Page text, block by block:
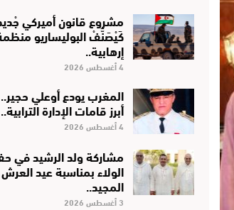
مشروع قانون أميركي
كَيْصَنَّفْ البوليساريو
إرهابية..
4 أغسطس 2026
المغرب يودع أوعلي
أبرز قامات الإدارة الترابية..
4 أغسطس 2026
مشاركة ولد الرشيد في
الولاء بمناسبة عيد العرش
المجيد..
3 أغسطس 2026